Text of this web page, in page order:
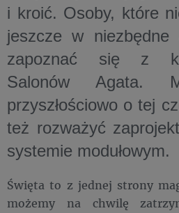
i kroić. Osoby, które
jeszcze w niezbędne
zapoznać się z
Salonów Agata.
przyszłościowo o tej
też rozważyć
systemie
Święta to z jednej strony
możemy na chwilę